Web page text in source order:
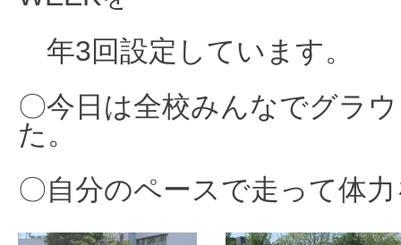
年3回設定しています。
〇今日は全校みんなでグラ
た。
〇自分のペースで走って体